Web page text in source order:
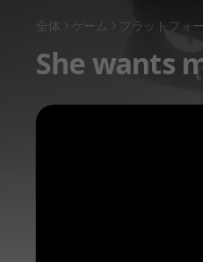
全体 ゲーム プラットフォ
She wants